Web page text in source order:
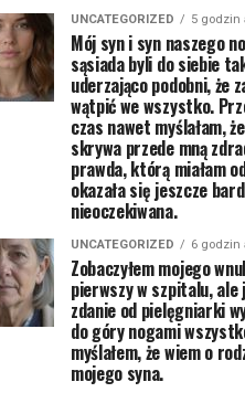
UNCATEGORIZED 5 godzin
Mój syn i syn naszego
sąsiada byli do siebie
uderzająco podobni, że
wątpić we wszystko.
czas nawet myślałam,
skrywa przede mną
prawda, którą miałam
okazała się jeszcze
nieoczekiwana.
UNCATEGORIZED 6 godzin
Zobaczyłem mojego
pierwszy w szpitalu, ale
zdanie od pielęgniarki
do góry nogami
myślałem, że wiem o
mojego syna.